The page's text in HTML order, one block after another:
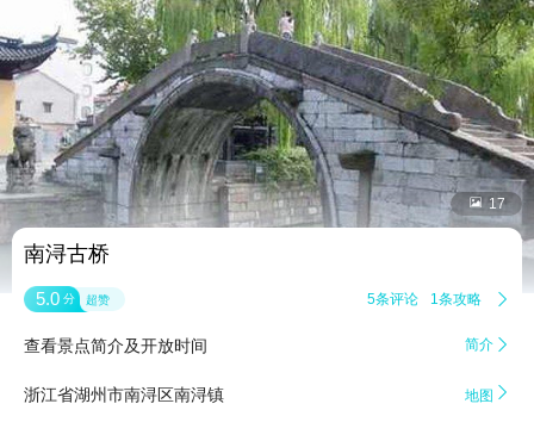
 17
南浔古桥
5.0 分 超赞 5条评论 1条攻略 
查看景点简介及开放时间 简介 
浙江省湖州市南浔区南浔镇 地图 